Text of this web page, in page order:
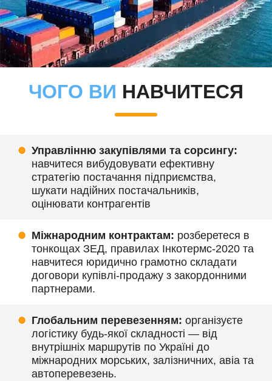
ЧОГО ВИ НАВЧИТЕСЯ
Управлінню закупівлями та сорсингу:
навчитеся вибудовувати ефективну
стратегію постачання підприємства,
шукати надійних постачальників,
оцінювати контрагентів
Міжнародним контрактам: розберетеся в
тонкощах ЗЕД, правилах Інкотермс-2020 та
навчитеся юридично грамотно складати
договори купівлі-продажу з закордонними
партнерами.
Глобальним перевезенням: організуєте
логістику будь-якої складності — від
внутрішніх маршрутів по Україні до
міжнародних морських, залізничних, авіа та
автоперевезень.